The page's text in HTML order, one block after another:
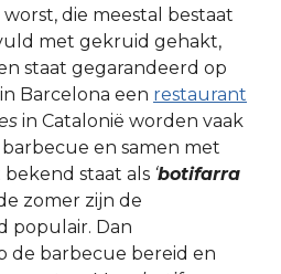
worst, die meestal bestaat
met gekruid gehakt,
staat gegarandeerd op
Barcelona een restaurant
in Catalonië worden vaak
en samen met
staat als ‘botifarra
zomer zijn de
populair. Dan
de barbecue bereid en